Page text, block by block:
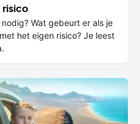
Wat gebeurt er als je
het eigen risico? Je leest